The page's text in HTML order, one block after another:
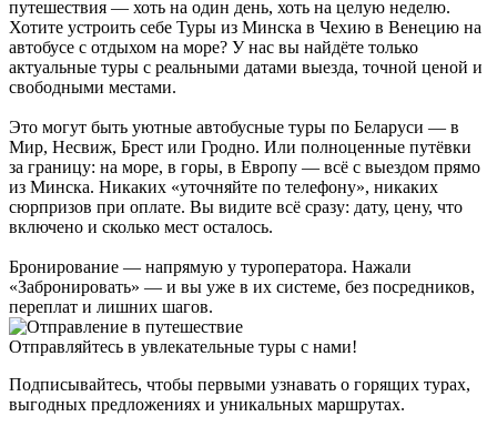
путешествия — хоть на один день, хоть на целую неделю.
Хотите устроить себе Туры из Минска в Чехию в Венецию на
автобусе с отдыхом на море? У нас вы найдёте только
актуальные туры с реальными датами выезда, точной ценой и
свободными местами.
Это могут быть уютные автобусные туры по Беларуси — в
Мир, Несвиж, Брест или Гродно. Или полноценные путёвки
за границу: на море, в горы, в Европу — всё с выездом прямо
из Минска. Никаких «уточняйте по телефону», никаких
сюрпризов при оплате. Вы видите всё сразу: дату, цену, что
включено и сколько мест осталось.
Бронирование — напрямую у туроператора. Нажали
«Забронировать» — и вы уже в их системе, без посредников,
переплат и лишних шагов.
Отправляйтесь в увлекательные туры с нами!
Подписывайтесь, чтобы первыми узнавать о горящих турах,
выгодных предложениях и уникальных маршрутах.